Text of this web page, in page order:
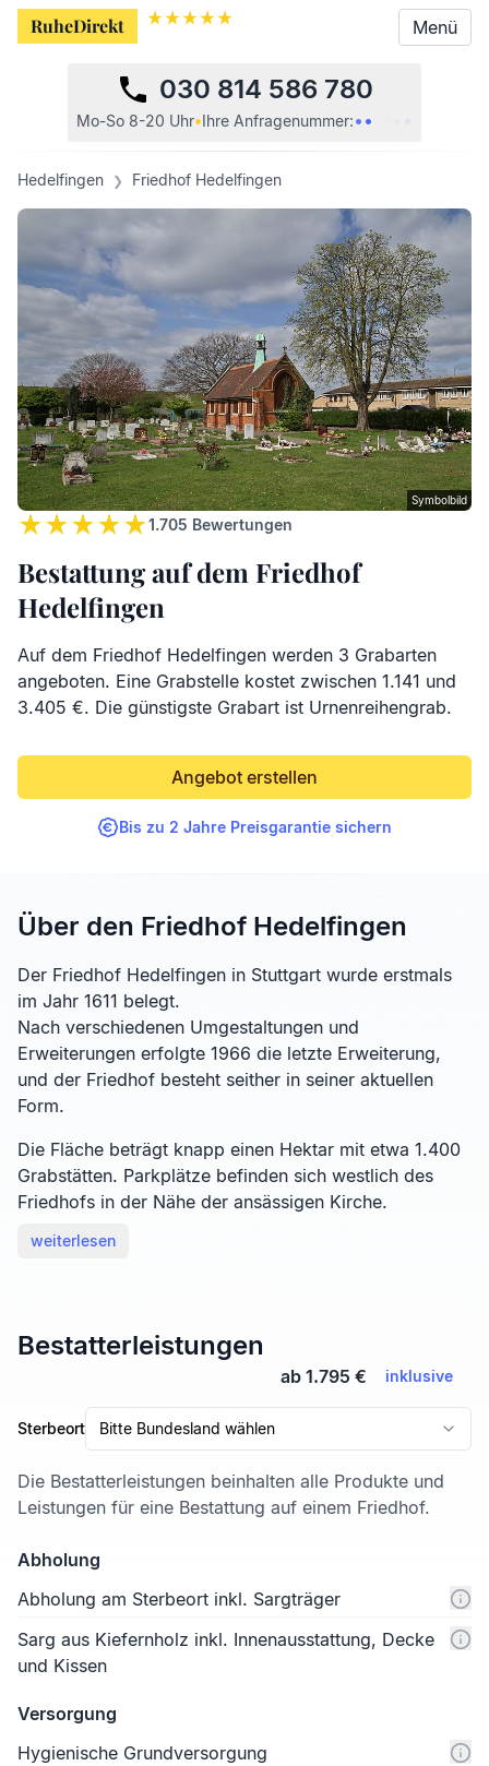
RuheDirekt Menü
030 814 586 780
Mo-So 8-20 Uhr•Ihre Anfragenummer:• •
RuheDirekt Menü
Hedelfingen Friedhof Hedelfingen
1.705 Bewertungen
Bestattung auf dem Friedhof
Hedelfingen
Auf dem Friedhof Hedelfingen werden 3 Grabarten
angeboten. Eine Grabstelle kostet zwischen 1.141 und
3.405 €. Die günstigste Grabart ist Urnenreihengrab.
Angebot erstellen
Bis zu 2 Jahre Preisgarantie sichern
Symbolbild
Über den Friedhof Hedelfingen
Der Friedhof Hedelfingen in Stuttgart wurde erstmals
im Jahr 1611 belegt.
Nach verschiedenen Umgestaltungen und
Erweiterungen erfolgte 1966 die letzte Erweiterung,
und der Friedhof besteht seither in seiner aktuellen
Form.
Die Fläche beträgt knapp einen Hektar mit etwa 1.400
Grabstätten. Parkplätze befinden sich westlich des
Friedhofs in der Nähe der ansässigen Kirche.
weiterlesen
Bestatterleistungen
ab 1.795 € inklusive
Sterbeort Bitte Bundesland wählen
Die Bestatterleistungen beinhalten alle Produkte und
Leistungen für eine Bestattung auf einem Friedhof.
Abholung
Abholung am Sterbeort inkl. Sargträger
Sarg aus Kiefernholz inkl. Innenausstattung, Decke
und Kissen
Versorgung
Hygienische Grundversorgung